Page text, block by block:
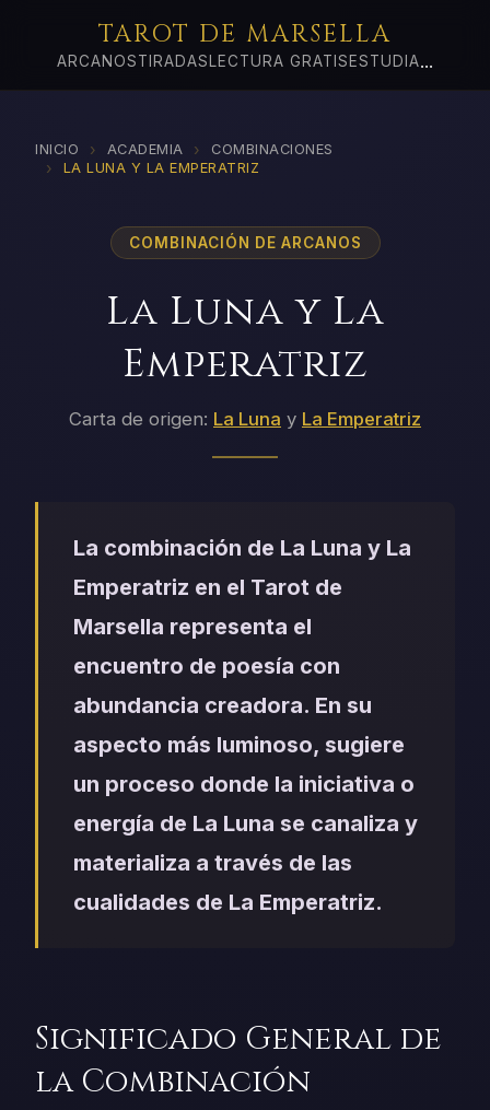
TAROT DE MARSELLA
ARCANOSTIRADAS LECTURA GRATIS ESTUDIA...
INICIO › ACADEMIA › COMBINACIONES
› LA LUNA Y LA EMPERATRIZ
COMBINACIÓN DE ARCANOS
La Luna y La
Emperatriz
Carta de origen: La Luna y La Emperatriz
La combinación de La Luna y La
Emperatriz en el Tarot de
Marsella representa el
encuentro de poesía con
abundancia creadora. En su
aspecto más luminoso, sugiere
un proceso donde la iniciativa o
energía de La Luna se canaliza y
materializa a través de las
cualidades de La Emperatriz.
Significado General de
la Combinación